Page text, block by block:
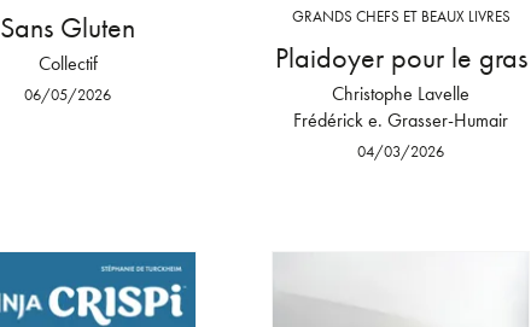
Sans Gluten
Collectif
06/05/2026
GRANDS CHEFS ET BEAUX LIVRES
Plaidoyer pour le gras
Christophe Lavelle
Frédérick e. Grasser-Humair
04/03/2026